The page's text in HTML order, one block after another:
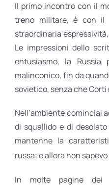
Il primo incontro con il
treno militare, è con il
straordinaria
Le impressioni dello
entusiasmo, la
malinconico, fin da
sovietico, senza che
Nell’ambiente cominciai
di squallido e di
mantenne la
russa; e allora non
In molte pagine dei